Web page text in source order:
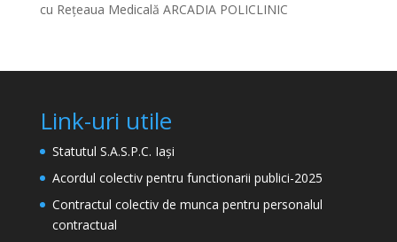
cu Rețeaua Medicală ARCADIA POLICLINIC
Link-uri utile
Statutul S.A.S.P.C. Iași
Acordul colectiv pentru functionarii publici-2025
Contractul colectiv de munca pentru personalul
contractual